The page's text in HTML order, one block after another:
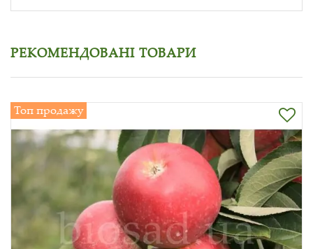
РЕКОМЕНДОВАНІ ТОВАРИ
Топ продажу